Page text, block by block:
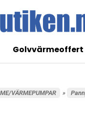
Golvvärmeoffert
VÄRMEPUMPAR »